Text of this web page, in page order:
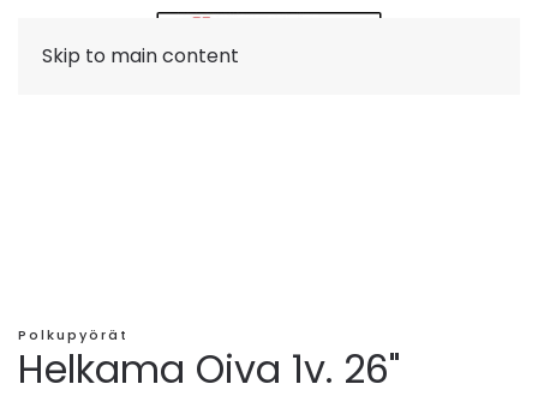
Skip to main content
Polkupyörät
Helkama Oiva 1v. 26"